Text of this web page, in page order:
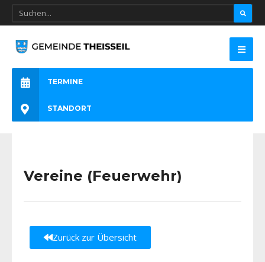
TERMINE
STANDORT
Vereine (Feuerwehr)
Zurück zur Übersicht